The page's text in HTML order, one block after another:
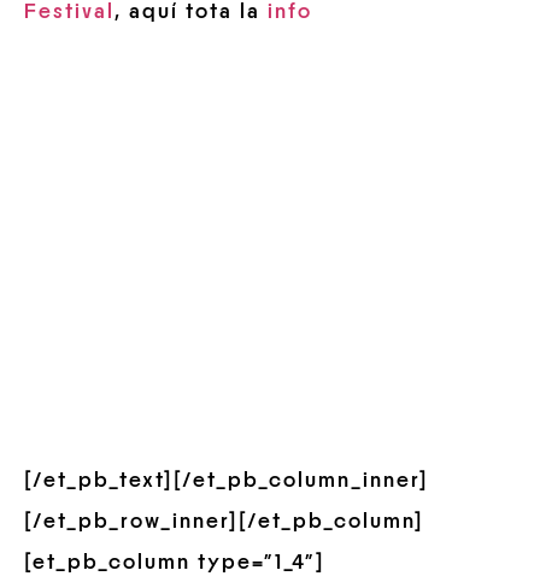
Festival , aquí tota la info
[/et_pb_text][/et_pb_column_inner]
[/et_pb_row_inner][/et_pb_column]
[et_pb_column type=”1_4″]